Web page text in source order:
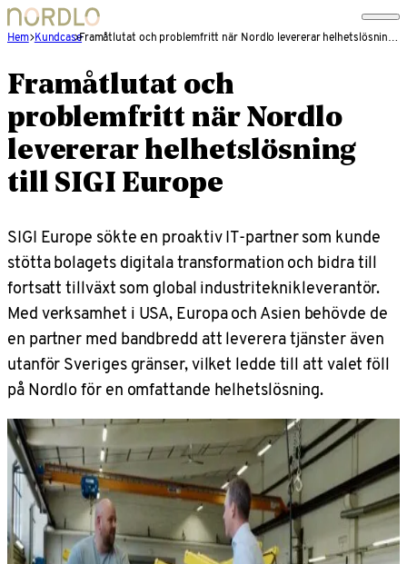
Hem Kundcase Framåtlutat och problemfritt när Nordlo levererar helhetslösning till SIGI Europe
Framåtlutat och
problemfritt när Nordlo
levererar helhetslösning
till SIGI Europe
SIGI Europe sökte en proaktiv IT-partner som kunde
stötta bolagets digitala transformation och bidra till
fortsatt tillväxt som global industriteknikleverantör.
Med verksamhet i USA, Europa och Asien behövde de
en partner med bandbredd att leverera tjänster även
utanför Sveriges gränser, vilket ledde till att valet föll
på Nordlo för en omfattande helhetslösning.